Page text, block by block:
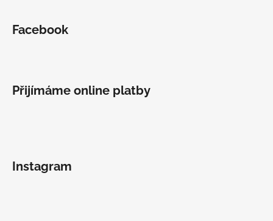
Facebook
Přijímáme online platby
Instagram